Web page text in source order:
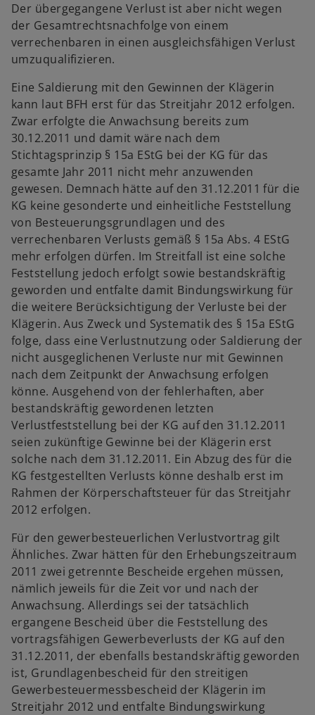
Der übergegangene Verlust ist aber nicht wegen
der Gesamtrechtsnachfolge von einem
verrechenbaren in einen ausgleichsfähigen Verlust
umzuqualifizieren.
Eine Saldierung mit den Gewinnen der Klägerin
kann laut BFH erst für das Streitjahr 2012 erfolgen.
Zwar erfolgte die Anwachsung bereits zum
30.12.2011 und damit wäre nach dem
Stichtagsprinzip § 15a EStG bei der KG für das
gesamte Jahr 2011 nicht mehr anzuwenden
gewesen. Demnach hätte auf den 31.12.2011 für die
KG keine gesonderte und einheitliche Feststellung
von Besteuerungsgrundlagen und des
verrechenbaren Verlusts gemäß § 15a Abs. 4 EStG
mehr erfolgen dürfen. Im Streitfall ist eine solche
Feststellung jedoch erfolgt sowie bestandskräftig
geworden und entfalte damit Bindungswirkung für
die weitere Berücksichtigung der Verluste bei der
Klägerin. Aus Zweck und Systematik des § 15a EStG
folge, dass eine Verlustnutzung oder Saldierung der
nicht ausgeglichenen Verluste nur mit Gewinnen
nach dem Zeitpunkt der Anwachsung erfolgen
könne. Ausgehend von der fehlerhaften, aber
bestandskräftig gewordenen letzten
Verlustfeststellung bei der KG auf den 31.12.2011
seien zukünftige Gewinne bei der Klägerin erst
solche nach dem 31.12.2011. Ein Abzug des für die
KG festgestellten Verlusts könne deshalb erst im
Rahmen der Körperschaftsteuer für das Streitjahr
2012 erfolgen.
Für den gewerbesteuerlichen Verlustvortrag gilt
Ähnliches. Zwar hätten für den Erhebungszeitraum
2011 zwei getrennte Bescheide ergehen müssen,
nämlich jeweils für die Zeit vor und nach der
Anwachsung. Allerdings sei der tatsächlich
ergangene Bescheid über die Feststellung des
vortragsfähigen Gewerbeverlusts der KG auf den
31.12.2011, der ebenfalls bestandskräftig geworden
ist, Grundlagenbescheid für den streitigen
Gewerbesteuermessbescheid der Klägerin im
Streitjahr 2012 und entfalte Bindungswirkung